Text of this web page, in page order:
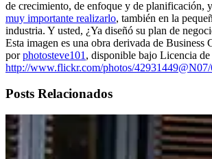
de crecimiento, de enfoque y de planificación, y
muy importante realizarlo, también en la
industria. Y usted, ¿Ya diseñó su plan de
Esta imagen es una obra derivada de Business
porphotosteve101 , disponible bajo Licencia
http://www.flickr.com/photos/
Posts Relacionados